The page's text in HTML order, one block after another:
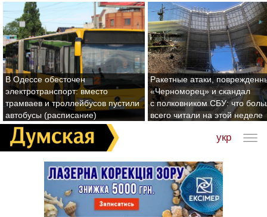
В Одессе обесточен
электротранспорт: вместо
трамваев и троллейбусов пустили
автобусы (расписание)
Ракетные атаки,
«Черноморец» и скандал
с полковником СБУ: что
всего читали на этой неделе
укр